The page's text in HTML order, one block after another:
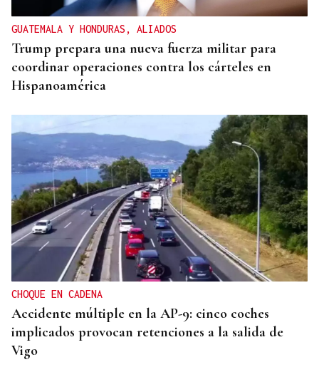
GUATEMALA Y HONDURAS, ALIADOS
Trump prepara una nueva fuerza militar para
coordinar operaciones contra los cárteles en
Hispanoamérica
CHOQUE EN CADENA
Accidente múltiple en la AP-9: cinco coches
implicados provocan retenciones a la salida de
Vigo